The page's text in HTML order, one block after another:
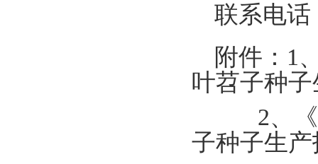
联系电话
附件：1
叶苕子种
2、《
子种子生